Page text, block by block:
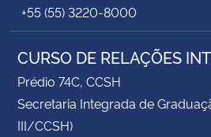
+55 (55) 3220-8000
CURSO DE RELAÇÕES
Prédio 74C, CCSH
Secretaria Integrada de
III/CCSH)